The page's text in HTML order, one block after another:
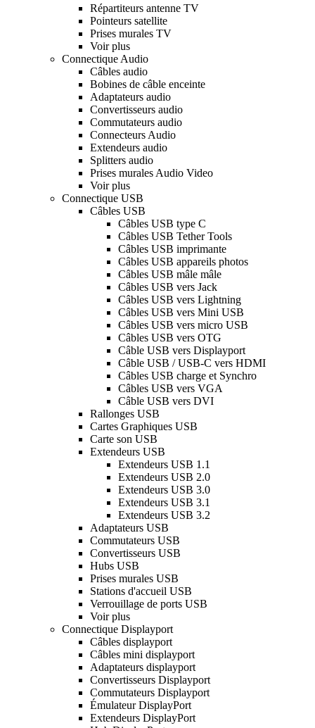
Répartiteurs antenne TV
Pointeurs satellite
Prises murales TV
Voir plus
Connectique Audio
Câbles audio
Bobines de câble enceinte
Adaptateurs audio
Convertisseurs audio
Commutateurs audio
Connecteurs Audio
Extendeurs audio
Splitters audio
Prises murales Audio Video
Voir plus
Connectique USB
Câbles USB
Câbles USB type C
Câbles USB Tether Tools
Câbles USB imprimante
Câbles USB appareils photos
Câbles USB mâle mâle
Câbles USB vers Jack
Câbles USB vers Lightning
Câbles USB vers Mini USB
Câbles USB vers micro USB
Câbles USB vers OTG
Câble USB vers Displayport
Câble USB / USB-C vers HDMI
Câbles USB charge et Synchro
Câbles USB vers VGA
Câble USB vers DVI
Rallonges USB
Cartes Graphiques USB
Carte son USB
Extendeurs USB
Extendeurs USB 1.1
Extendeurs USB 2.0
Extendeurs USB 3.0
Extendeurs USB 3.1
Extendeurs USB 3.2
Adaptateurs USB
Commutateurs USB
Convertisseurs USB
Hubs USB
Prises murales USB
Stations d'accueil USB
Verrouillage de ports USB
Voir plus
Connectique Displayport
Câbles displayport
Câbles mini displayport
Adaptateurs displayport
Convertisseurs Displayport
Commutateurs Displayport
Émulateur DisplayPort
Extendeurs DisplayPort